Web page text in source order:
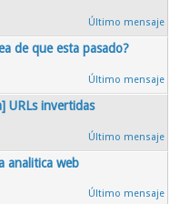
de que esta pasado?
URLs invertidas
analitica web